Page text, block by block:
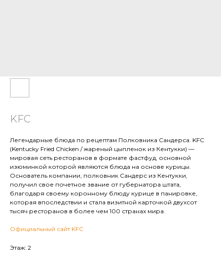
KFC
Легендарные блюда по рецептам Полковника Сандерса. KFC
(Kentucky Fried Chicken / жареный цыпленок из Кентукки) —
мировая сеть ресторанов в формате фастфуд, основной
изюминкой которой являются блюда на основе курицы.
Основатель компании, полковник Сандерс из Кентукки,
получил свое почетное звание от губернатора штата,
благодаря своему коронному блюду курице в панировке,
которая впоследствии и стала визитной карточкой двухсот
тысяч ресторанов в более чем 100 странах мира.
Официальный сайт KFC
Этаж: 2